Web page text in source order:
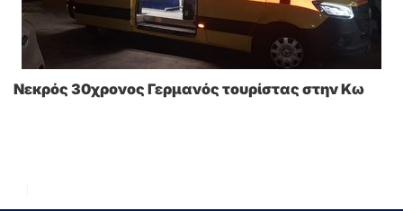
Νεκρός 30χρονος Γερμανός τουρίστας στην Κω